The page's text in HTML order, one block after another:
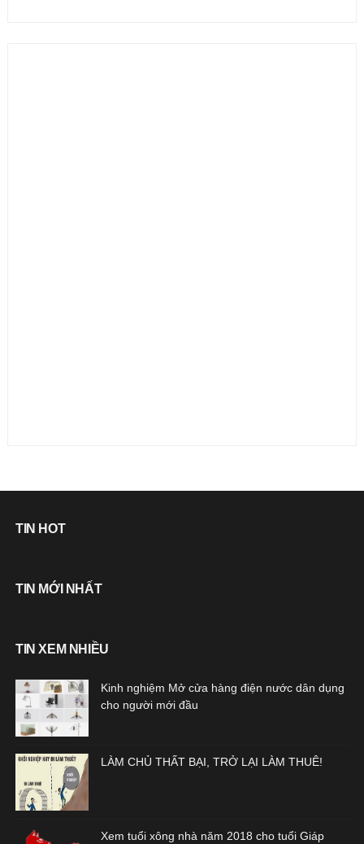
TIN HOT
TIN MỚI NHẤT
TIN XEM NHIỀU
Kinh nghiệm Mở cửa hàng điện nước dân dụng
cho người mới đầu
LÀM CHỦ THẤT BẠI, TRỞ LẠI LÀM THUÊ!
Xem tuổi xông nhà năm 2018 cho tuổi Giáp